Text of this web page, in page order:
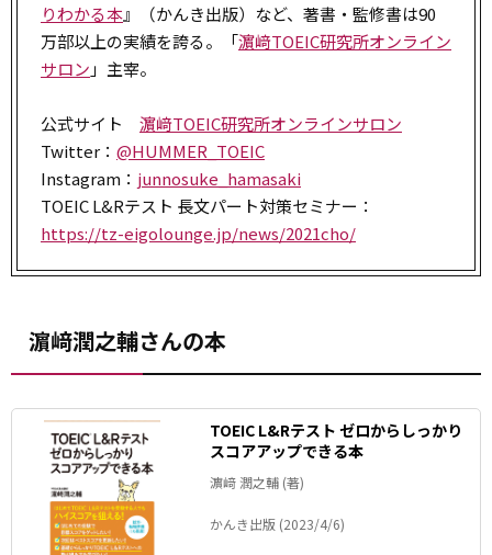
りわかる本』（かんき出版）など、著書・監修書は90
万部以上の実績を誇る。「濵﨑TOEIC研究所オンライン
サロン 」主宰。
公式サイト 濵﨑TOEIC研究所オンラインサロン
Twitter： @HUMMER_TOEIC
Instagram： junnosuke_hamasaki
TOEIC L&Rテスト 長文パート対策セミナー：
https://tz-eigolounge.jp/news/2021cho/
濵﨑潤之輔さんの本
TOEIC L&Rテスト ゼロからしっかり
スコアアップできる本
濵﨑 潤之輔 (著)
かんき出版 (2023/4/6)